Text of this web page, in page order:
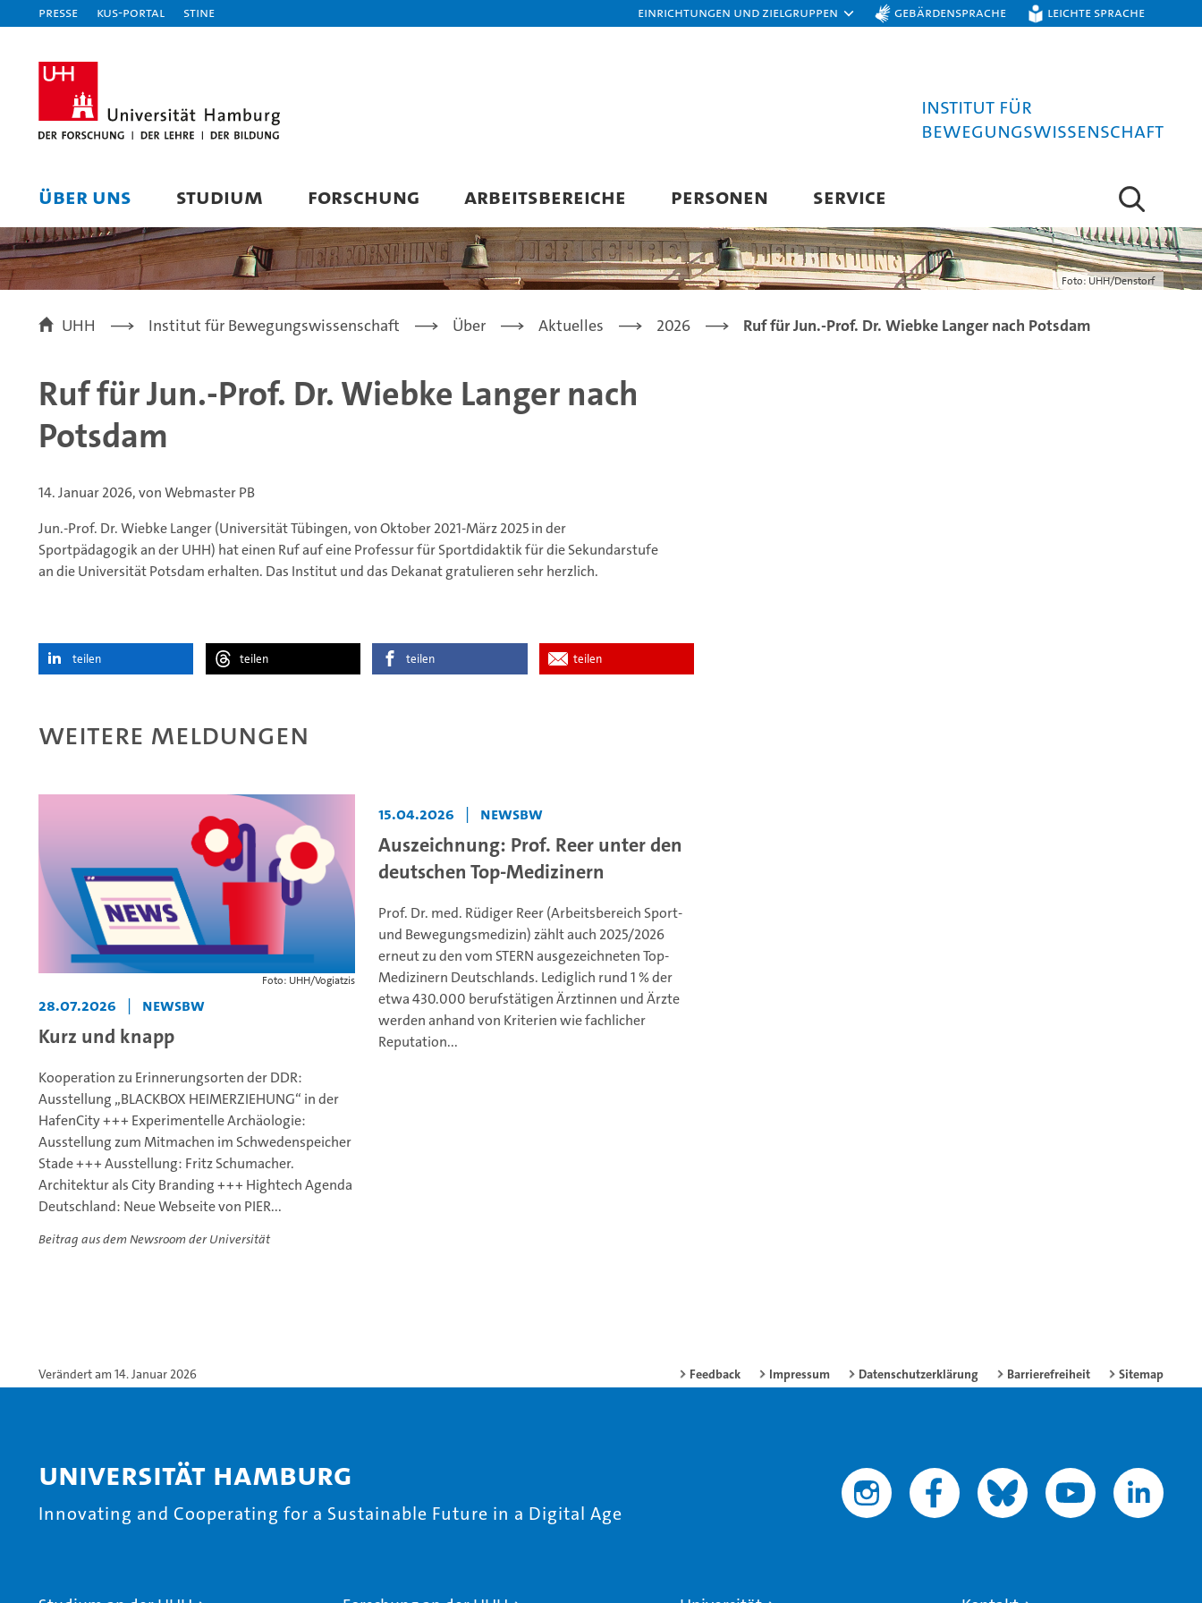
Presse KUS-Portal STiNE Einrichtungen und Zielgruppen Gebärdensprache Leichte Sprache
Institut für
Bewegungswissenschaft
ÜBER UNS STUDIUM FORSCHUNG ARBEITSBEREICHE PERSONEN SERVICE
Foto: UHH/Denstorf
UHH Institut für Bewegungswissenschaft Über Aktuelles 2026 Ruf für Jun.-Prof. Dr. Wiebke Langer nach Potsdam
Ruf für Jun.-Prof. Dr. Wiebke Langer nach
Potsdam
14. Januar 2026, von Webmaster PB
Jun.-Prof. Dr. Wiebke Langer (Universität Tübingen, von Oktober 2021-März 2025 in der
Sportpädagogik an der UHH) hat einen Ruf auf eine Professur für Sportdidaktik für die Sekundarstufe
an die Universität Potsdam erhalten. Das Institut und das Dekanat gratulieren sehr herzlich.
teilen teilen teilen teilen
Weitere Meldungen
Foto: UHH/Vogiatzis
28.07.2026 | NewsBW
Kurz und knapp
Kooperation zu Erinnerungsorten der DDR:
Ausstellung „BLACKBOX HEIMERZIEHUNG“ in der
HafenCity +++ Experimentelle Archäologie:
Ausstellung zum Mitmachen im Schwedenspeicher
Stade +++ Ausstellung: Fritz Schumacher.
Architektur als City Branding +++ Hightech Agenda
Deutschland: Neue Webseite von PIER...
Beitrag aus dem Newsroom der Universität
15.04.2026 | NewsBW
Auszeichnung: Prof. Reer unter den
deutschen Top-Medizinern
Prof. Dr. med. Rüdiger Reer (Arbeitsbereich Sport-
und Bewegungsmedizin) zählt auch 2025/2026
erneut zu den vom STERN ausgezeichneten Top-
Medizinern Deutschlands. Lediglich rund 1 % der
etwa 430.000 berufstätigen Ärztinnen und Ärzte
werden anhand von Kriterien wie fachlicher
Reputation...
Verändert am 14. Januar 2026 Feedback Impressum Datenschutzerklärung Barrierefreiheit Sitemap
Universität Hamburg
Innovating and Cooperating for a Sustainable Future in a Digital Age